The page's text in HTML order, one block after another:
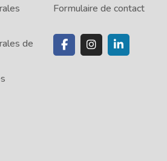
de
Formulaire de contact